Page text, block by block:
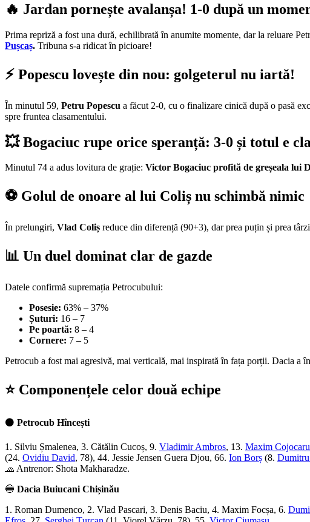
🔥 Jardan pornește avalanșa! 1-0 după un
Prima repriză a fost una dură, echilibrată în anumite momente, dar la reluare
Pușcaș. Tribuna s-a ridicat în picioare!
⚡ Popescu lovește din nou: golgeterul nu iartă!
În minutul 59, Petru Popescu a făcut 2-0, cu o finalizare cinică după o pasă
spre fruntea clasamentului.
💥 Bogaciuc rupe orice speranță: 3-0 și totul e
Minutul 74 a adus lovitura de grație: Victor Bogaciuc profită de greșeala lui
⚽ Golul de onoare al lui Coliș nu schimbă nimic
În prelungiri, Vlad Coliș reduce din diferență (90+3), dar prea puțin și prea
📊 Un duel dominat clar de gazde
Datele confirmă supremația Petrocubului:
Posesie: 63% – 37%
Șuturi: 16 – 7
Pe poartă: 8 – 4
Cornere: 7 – 5
Petrocub a fost mai agresivă, mai verticală, mai inspirată în fața porții. Dacia a
⭐ Componențele celor două echipe
⚫ Petrocub Hîncești
1. Silviu Șmalenea, 3. Cătălin Cucoș, 9. Vladimir Ambros, 13. Maxim Cojocaru
(24. Ovidiu David, 78), 44. Jessie Jensen Guera Djou, 66. Ion Borș (8.
🧢 Antrenor: Shota Makharadze.
🔵 Dacia Buiucani Chișinău
1. Roman Dumenco, 2. Vlad Pascari, 3. Denis Baciu, 4. Maxim Focșa, 6.